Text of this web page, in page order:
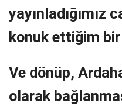
yayınladığımız
konuk ettiğim
Ve dönüp,
olarak